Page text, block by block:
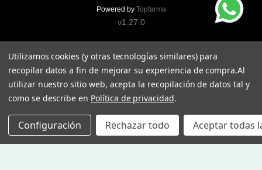
Powered by Topfarma
v1.27.0
Utilizamos cookies (y otras tecnologías similares) para
recopilar datos a fin de mejorar su experiencia de compra.Al
utilizar nuestro sitio web, acepta la recopilación de datos tal y
como se describe en Política de privacidad.
Configuración Rechazar todo Aceptar todas